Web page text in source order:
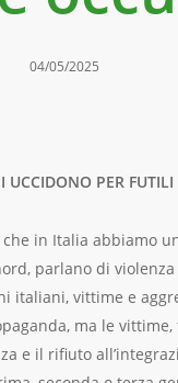
04/05/2025
PER
in Italia abbiamo
parlano di
vittime e
ma le
e il rifiuto